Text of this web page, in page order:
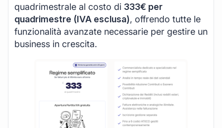
quadrimestrale al costo di 333€ per
quadrimestre (IVA esclusa), offrendo tutte le
funzionalità avanzate necessarie per gestire un
business in crescita.